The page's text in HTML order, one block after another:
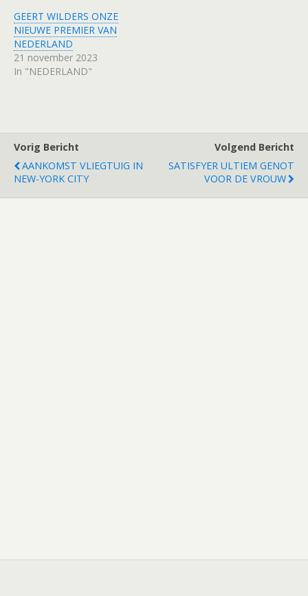
GEERT WILDERS ONZE
NIEUWE PREMIER VAN
NEDERLAND
21 november 2023
In "NEDERLAND"
Vorig Bericht
AANKOMST VLIEGTUIG IN
NEW-YORK CITY
Volgend Bericht
SATISFYER ULTIEM GENOT
VOOR DE VROUW